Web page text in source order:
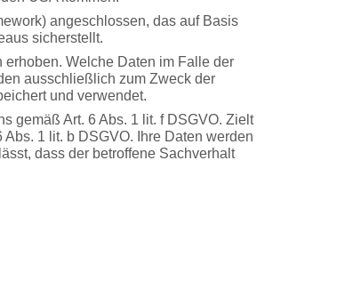
angeschlossen, das auf Basis
sicherstellt.
erhoben. Welche Daten im Falle der
ausschließlich zum Zweck der
und verwendet.
gemäß Art. 6 Abs. 1 lit. f DSGVO. Zielt
1 lit. b DSGVO. Ihre Daten werden
dass der betroffene Sachverhalt